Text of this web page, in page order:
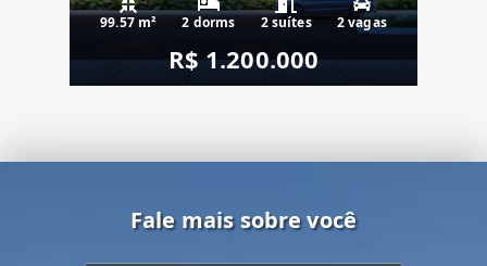
99.57 m² 2 dorms 2 suítes 2 vagas
R$ 1.200.000
Fale mais sobre você